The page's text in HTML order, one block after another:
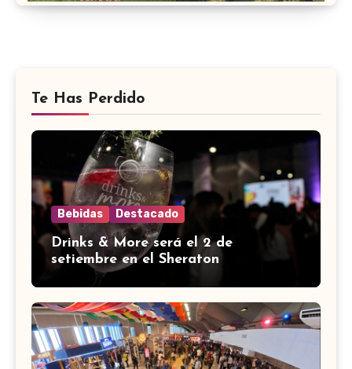
Te Has Perdido
Bebidas Destacado
Drinks & More será el 2 de
setiembre en el Sheraton